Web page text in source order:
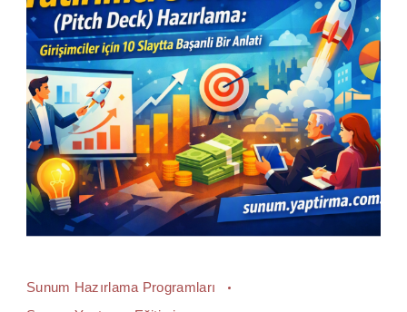
Sunum Hazırlama Programları